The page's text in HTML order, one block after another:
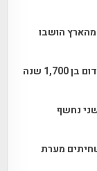
הושבו
שנה
נחשף
מערת